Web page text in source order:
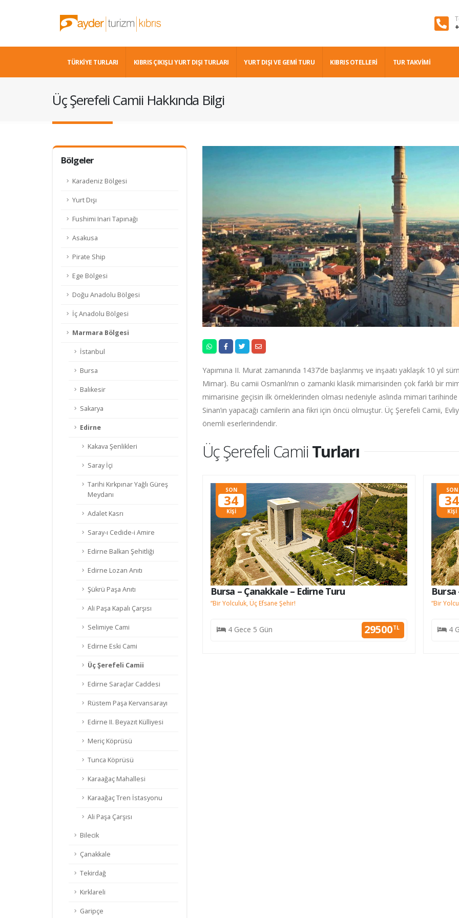
TÜRKİYE TURLARI KIBRIS ÇIKIŞLI YURT DIŞI TURLARI YURT DIŞI VE GEMI TURU KIBRIS OTELLERİ TUR TAKVİMİ
Üç Şerefeli Camii Hakkında Bilgi
Bölgeler
Karadeniz Bölgesi
Yurt Dışı
Fushimi Inari Tapınağı
Asakusa
Pirate Ship
Ege Bölgesi
Doğu Anadolu Bölgesi
İç Anadolu Bölgesi
Marmara Bölgesi
İstanbul
Bursa
Balıkesir
Sakarya
Edirne
Kakava Şenlikleri
Saray İçi
Tarihi Kırkpınar Yağlı Güreş
Meydanı
Adalet Kasrı
Saray-ı Cedide-i Amire
Edirne Balkan Şehitliği
Edirne Lozan Anıtı
Şükrü Paşa Anıtı
Ali Paşa Kapalı Çarşısı
Selimiye Cami
Edirne Eski Cami
Üç Şerefeli Camii
Edirne Saraçlar Caddesi
Rüstem Paşa Kervansarayı
Edirne II. Beyazıt Külliyesi
Meriç Köprüsü
Tunca Köprüsü
Karaağaç Mahallesi
Karaağaç Tren İstasyonu
Ali Paşa Çarşısı
Bilecik
Çanakkale
Tekirdağ
Kırklareli
Garipçe
Yapımına II. Murat zamanında 1437’de başlanmış ve inşaatı yaklaşık 10 yıl
Mimar). Bu camii Osmanlı’nın o zamanki klasik mimarisinden çok farklı bir
mimarisine geçisin ilk örneklerinden olması nedeniyle aslında mimari
Sinan’ın yapacağı camilerin ana fikri için öncü olmuştur. Üç Şerefeli Camii,
önemli eserlerindendir.
Üç Şerefeli CamiiTurları
– Çanakkale – Edirne Turu
SON
34
KİŞİ
Bursa – Çanakkale – Edirne Turu
“Bir Yolculuk, Üç Efsane Şehir!
4 Gece 5 Gün 29500TL
SON
34
KİŞİ
Bursa
“Bir
4